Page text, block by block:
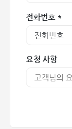
반대로, 이 관
majus) 또는 기
또는 고환 감염으
전화번호 *
요청 사항